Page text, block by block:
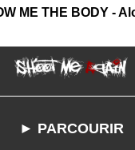
ME THE BODY -
► PARCOURIR